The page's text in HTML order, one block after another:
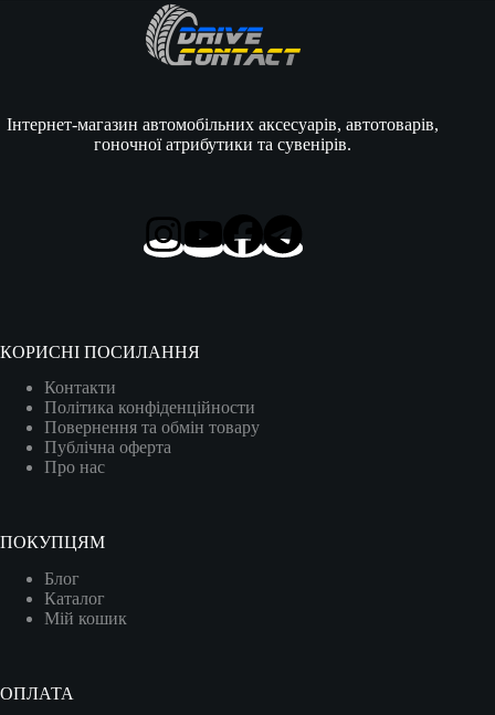
Інтернет-магазин автомобільних аксесуарів, автотоварів,
гоночної атрибутики та сувенірів.
КОРИСНІ ПОСИЛАННЯ
Контакти
Політика конфіденційности
Повернення та обмін товару
Публічна оферта
Про нас
ПОКУПЦЯМ
Блог
Каталог
Мій кошик
ОПЛАТА